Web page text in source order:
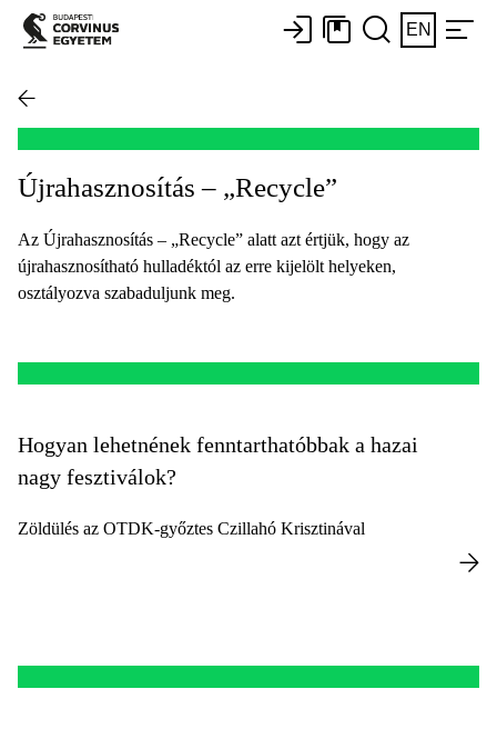
EN
Újrahasznosítás – „Recycle”
Az Újrahasznosítás – „Recycle” alatt azt értjük, hogy az
újrahasznosítható hulladéktól az erre kijelölt helyeken,
osztályozva szabaduljunk meg.
Hogyan lehetnének fenntarthatóbbak a hazai
nagy fesztiválok?
Zöldülés az OTDK-győztes Czillahó Krisztinával